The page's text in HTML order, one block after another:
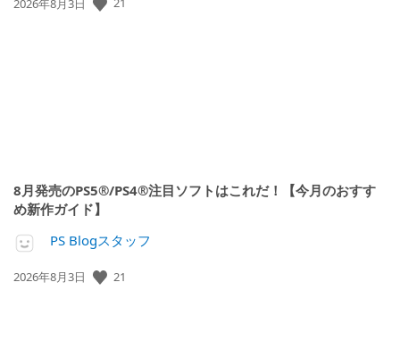
8月発売のPS5®/PS4®注目ソフトはこれだ！【今月のおすす
め新作ガイド】
PS Blogスタッフ
公
2026年8月3日 21